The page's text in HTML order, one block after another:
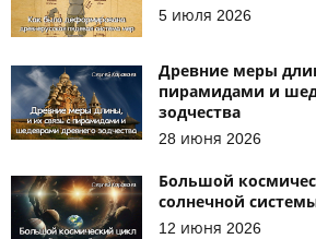
5 июля 2026
Древние меры
пирамидами и
зодчества
28 июня 2026
Большой
солнечной
12 июня 2026